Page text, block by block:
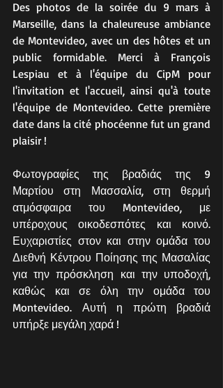
Des photos de la soirée du 9 mars à
Marseille, dans la chaleureuse ambiance
de Montevideo, avec un des hôtes et un
public formidable. Merci à François
Lespiau et à l'équipe du CipM pour
l'invitation et l'accueil, ainsi qu'à toute
l'équipe de Montevideo. Cette première
date dans la cité phocéenne fut un grand
plaisir !
Φωτογραφίες της βραδιάς της 9
Μαρτίου στη Μασσαλία, στη θερμή
ατμόσφαιρα του Montevideo, με
υπέροχους οικοδεσπότες και κοινό.
Ευχαριστίες στον και στην ομάδα του
Διεθνή Κέντρου Ποίησης της Μασαλίας
για την πρόσκληση και την υποδοχή,
καθώς και σε όλη την ομάδα του
Montevideo. Αυτή η πρώτη βραδιά
υπήρξε μεγάλη χαρά !